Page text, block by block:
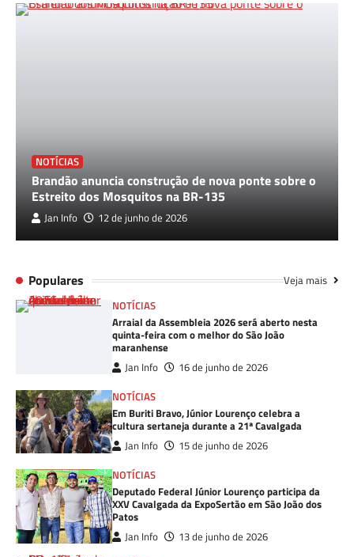
NOTÍCIAS
Brandão anuncia construção de nova ponte sobre o
Estreito dos Mosquitos na BR-135
Jan Info 12 de junho de 2026
Populares Veja mais
NOTÍCIAS
Arraial da Assembleia 2026 será aberto nesta
quinta-feira com o melhor do São João
maranhense
Jan Info
16 de junho de 2026
NOTÍCIAS
Em Buriti Bravo, Júnior Lourenço celebra a
cultura sertaneja durante a 21ª Cavalgada
Jan Info
15 de junho de 2026
NOTÍCIAS
Deputado Federal Júnior Lourenço participa da
XXV Cavalgada da ExpoSertão em São João dos
Patos
Jan Info
13 de junho de 2026